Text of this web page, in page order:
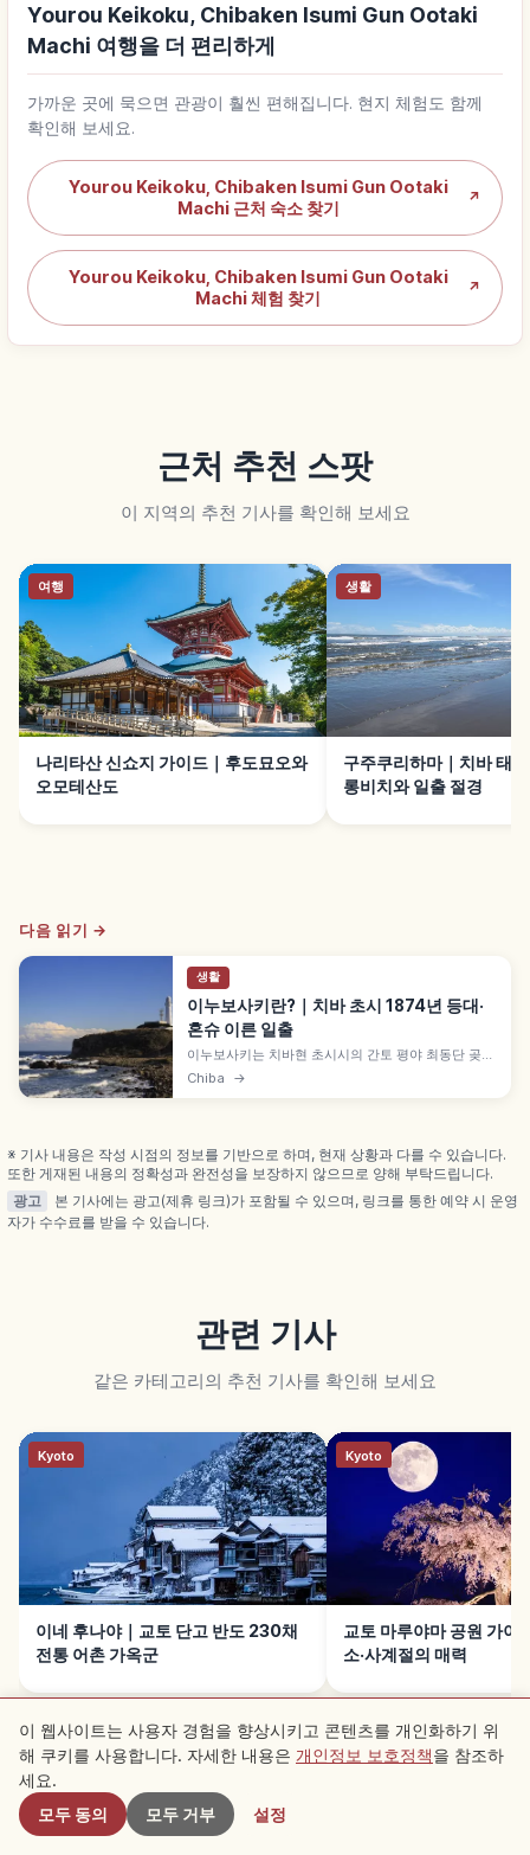
Yourou Keikoku, Chibaken Isumi Gun Ootaki
Machi 여행을 더 편리하게
가까운 곳에 묵으면 관광이 훨씬 편해집니다. 현지 체험도 함께
확인해 보세요.
Yourou Keikoku, Chibaken Isumi Gun Ootaki
Machi 근처 숙소 찾기
↗
Yourou Keikoku, Chibaken Isumi Gun Ootaki
Machi 체험 찾기
↗
근처 추천 스팟
이 지역의 추천 기사를 확인해 보세요
여행
나리타산 신쇼지 가이드｜후도묘오와
오모테산도
생활
구주쿠리하마｜치바 태
롱비치와 일출 절경
다음 읽기 →
생활
이누보사키란?｜치바 초시 1874년 등대·
혼슈 이른 일출
이누보사키는 치바현 초시시의 간토 평야 최동단 곶으
로, 산 정상·섬을 제외하면 혼슈에서 새해 첫 일출을 가
Chiba →
※ 기사 내용은 작성 시점의 정보를 기반으로 하며, 현재 상황과 다를 수 있습니다.
또한 게재된 내용의 정확성과 완전성을 보장하지 않으므로 양해 부탁드립니다.
광고
본 기사에는 광고(제휴 링크)가 포함될 수 있으며, 링크를 통한 예약 시 운영
자가 수수료를 받을 수 있습니다.
관련 기사
같은 카테고리의 추천 기사를 확인해 보세요
Kyoto
이네 후나야｜교토 단고 반도 230채
전통 어촌 가옥군
Kyoto
교토 마루야마 공원 가이
소·사계절의 매력
근처 스팟
이 웹사이트는 사용자 경험을 향상시키고 콘텐츠를 개인화하기 위
해 쿠키를 사용합니다. 자세한 내용은 개인정보 보호정책을 참조하
세요.
모두 동의
모두 거부 설정